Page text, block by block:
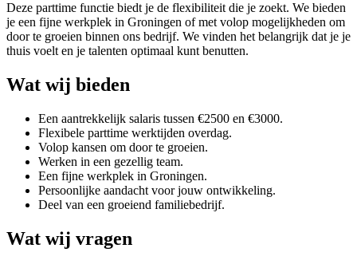
Deze parttime functie biedt je de flexibiliteit die je zoekt. We bieden
je een fijne werkplek in Groningen of met volop mogelijkheden om
door te groeien binnen ons bedrijf. We vinden het belangrijk dat je je
thuis voelt en je talenten optimaal kunt benutten.
Wat wij bieden
Een aantrekkelijk salaris tussen €2500 en €3000.
Flexibele parttime werktijden overdag.
Volop kansen om door te groeien.
Werken in een gezellig team.
Een fijne werkplek in Groningen.
Persoonlijke aandacht voor jouw ontwikkeling.
Deel van een groeiend familiebedrijf.
Wat wij vragen